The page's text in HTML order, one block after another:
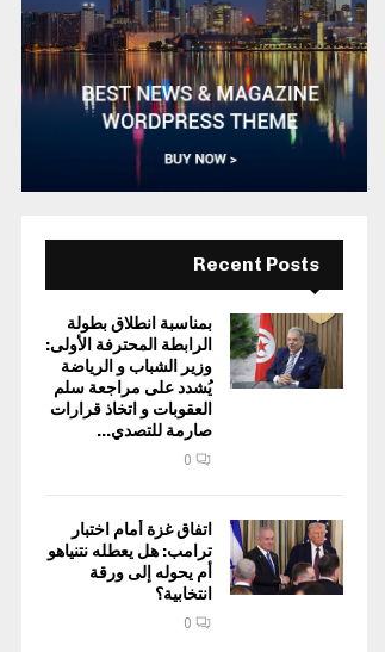
Recent Posts
بمناسبة انطلاق بطولة
الرابطة المحترفة الأولى:
وزير الشباب و الرياضة
يُشدد على مراجعة سلم
العقوبات و اتخاذ قرارات
صارمة للتصدي...
0
اتفاق غزة أمام اختبار
ترامب: هل يعطله نتنياهو
أم يحوله إلى ورقة
انتخابية؟
0